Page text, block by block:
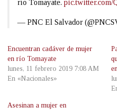
río Tomayate. pic.twitter.com/
— PNC El Salvador
Encuentran cadáver de mujer
en río Tomayate
lunes, 11 febrero 2019 7:08 AM
En «Nacionales»
Asesinan a mujer en